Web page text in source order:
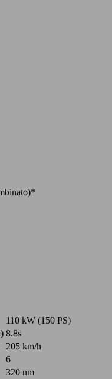
110 kW (150 PS)
8.8s
205 km/h
6
320 nm